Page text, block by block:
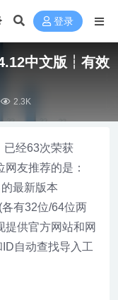
登录
中文版┆有效
2.3K
经63次荣获
网友推荐的是：
最新版本
有32位/64位两
提供官方网站和网
自动查找导入工